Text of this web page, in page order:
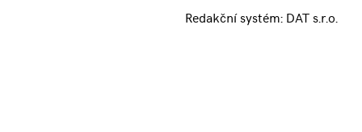
Redakční systém: DAT s.r.o.